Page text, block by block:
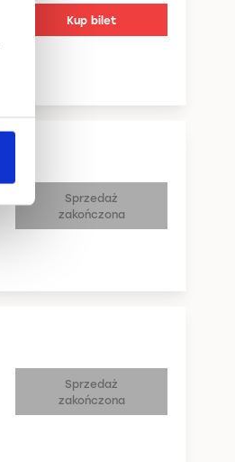
Kup bilet
Sprzedaż
zakończona
Sprzedaż
zakończona